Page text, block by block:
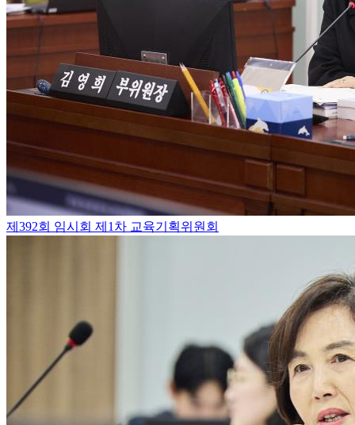
제392회 임시회 제1차 교육기획위원회